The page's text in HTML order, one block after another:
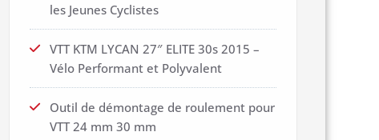
les Jeunes Cyclistes
VTT KTM LYCAN 27″ ELITE 30s 2015 –
Vélo Performant et Polyvalent
Outil de démontage de roulement pour
VTT 24 mm 30 mm